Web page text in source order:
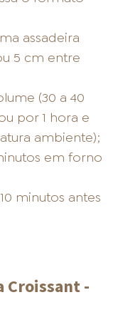
assadeira
5 cm entre
(30 a 40
por 1 hora e
ambiente);
em forno
minutos antes
Croissant -